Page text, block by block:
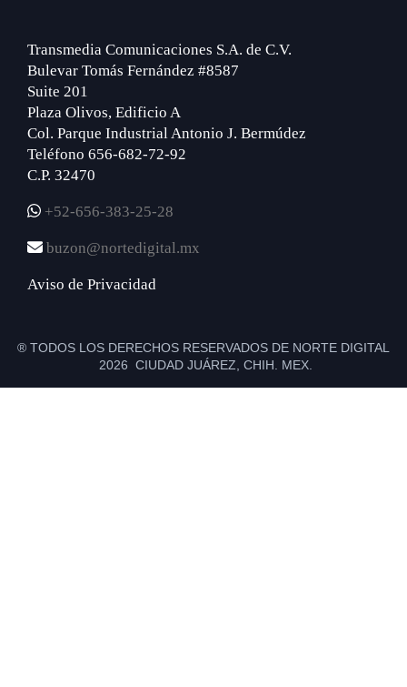
Transmedia Comunicaciones S.A. de C.V.
Bulevar Tomás Fernández #8587
Suite 201
Plaza Olivos, Edificio A
Col. Parque Industrial Antonio J. Bermúdez
Teléfono 656-682-72-92
C.P. 32470
+52-656-383-25-28
buzon@nortedigital.mx
Aviso de Privacidad
® TODOS LOS DERECHOS RESERVADOS DE NORTE DIGITAL
2026 CIUDAD JUÁREZ, CHIH. MEX.